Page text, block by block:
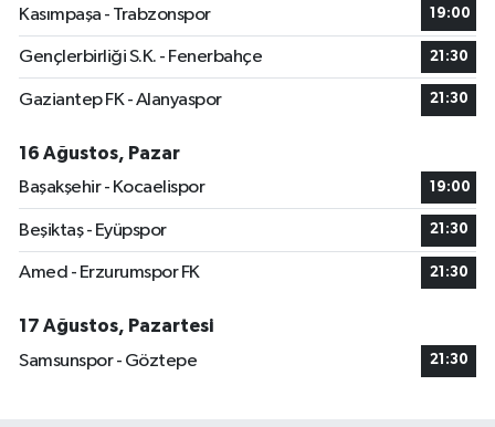
Kasımpaşa - Trabzonspor 19:00
Gençlerbirliği S.K. - Fenerbahçe 21:30
Gaziantep FK - Alanyaspor 21:30
16 Ağustos, Pazar
Başakşehir - Kocaelispor
19:00
Beşiktaş - Eyüpspor 21:30
Amed - Erzurumspor FK 21:30
17 Ağustos, Pazartesi
Samsunspor - Göztepe
21:30